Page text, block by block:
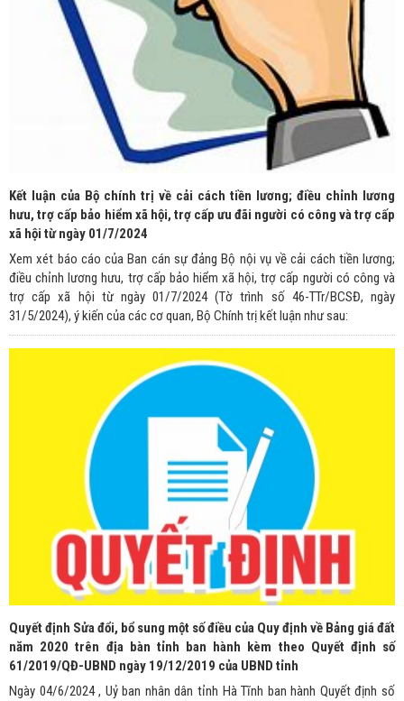
Kết luận của Bộ chính trị về cải cách tiền lương; điều chỉnh lương
hưu, trợ cấp bảo hiểm xã hội, trợ cấp ưu đãi người có công và trợ cấp
xã hội từ ngày 01/7/2024
Xem xét báo cáo của Ban cán sự đảng Bộ nội vụ về cải cách tiền lương;
điều chỉnh lương hưu, trợ cấp bảo hiểm xã hội, trợ cấp người có công và
trợ cấp xã hội từ ngày 01/7/2024 (Tờ trình số 46-TTr/BCSĐ, ngày
31/5/2024), ý kiến của các cơ quan, Bộ Chính trị kết luận như sau:
Quyết định Sửa đổi, bổ sung một số điều của Quy định về Bảng giá đất
năm 2020 trên địa bàn tỉnh ban hành kèm theo Quyết định số
61/2019/QĐ-UBND ngày 19/12/2019 của UBND tỉnh
Ngày 04/6/2024 , Uỷ ban nhân dân tỉnh Hà Tĩnh ban hành Quyết định số